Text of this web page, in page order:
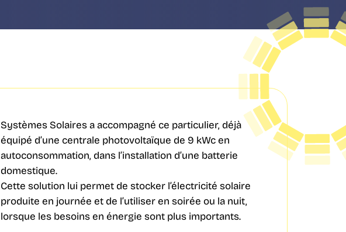
Systèmes Solaires a accompagné ce particulier, déjà
équipé d’une centrale photovoltaïque de 9 kWc en
autoconsommation, dans l’installation d’une batterie
domestique.
Cette solution lui permet de stocker l’électricité solaire
produite en journée et de l’utiliser en soirée ou la nuit,
lorsque les besoins en énergie sont plus importants.